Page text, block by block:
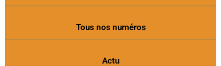
Tous nos numéros
Actu